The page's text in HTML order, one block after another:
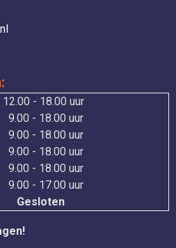
12.00 - 18.00 uur
9.00 - 18.00 uur
9.00 - 18.00 uur
9.00 - 18.00 uur
9.00 - 18.00 uur
9.00 - 17.00 uur
Gesloten